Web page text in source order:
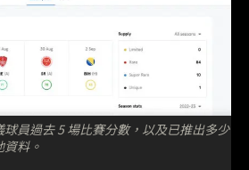
員過去 5 場比賽分數，以及已推出多少
料。